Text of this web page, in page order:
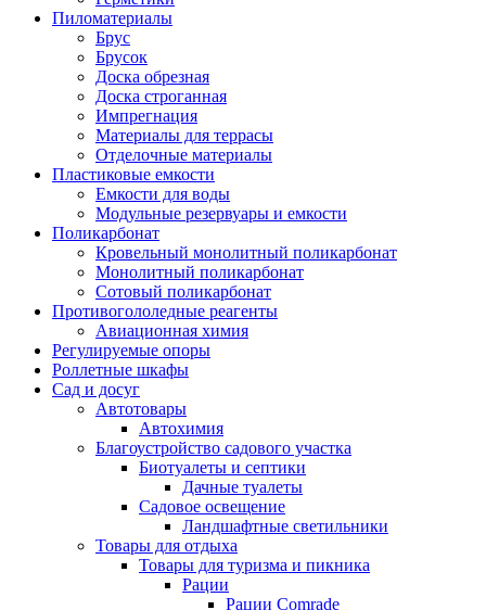
Пиломатериалы
Брус
Брусок
Доска обрезная
Доска строганная
Импрегнация
Материалы для террасы
Отделочные материалы
Пластиковые емкости
Емкости для воды
Модульные резервуары и емкости
Поликарбонат
Кровельный монолитный поликарбонат
Монолитный поликарбонат
Сотовый поликарбонат
Противогололедные реагенты
Авиационная химия
Регулируемые опоры
Роллетные шкафы
Сад и досуг
Автотовары
Автохимия
Благоустройство садового участка
Биотуалеты и септики
Дачные туалеты
Садовое освещение
Ландшафтные светильники
Товары для отдыха
Товары для туризма и пикника
Рации
Рации Comrade